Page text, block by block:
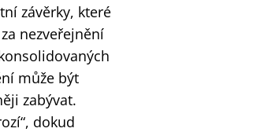
závěrky, které
nezveřejnění
může být
zabývat.
dokud